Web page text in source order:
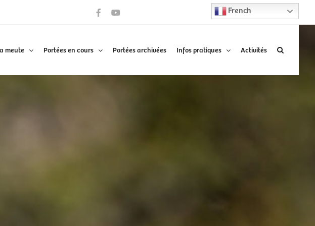
French
Facebook
meute Portées en cours Portées archivées Infos pratiques Activités